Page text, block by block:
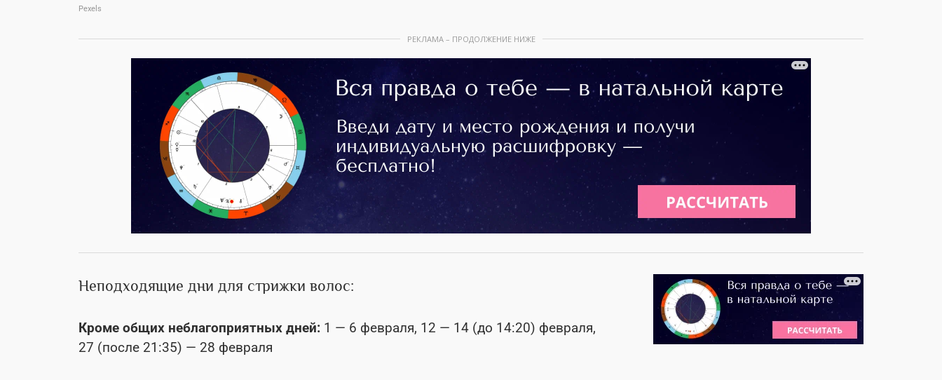
Pexels
РЕКЛАМА – ПРОДОЛЖЕНИЕ НИЖЕ
Неподходящие дни для стрижки волос:
Кроме общих неблагоприятных дней: 1 — 6 февраля, 12 — 14 (до 14:20) февраля,
27 (после 21:35) — 28 февраля